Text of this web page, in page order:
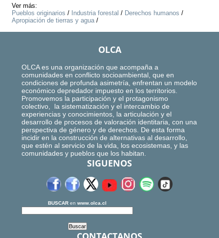
Ver más:
Pueblos originarios / Industria forestal / Derechos humanos /
Apropiación de tierras y agua/
OLCA
OLCA es una organización que acompaña a
comunidades en conflicto socioambiental, que en
condiciones de profunda asimetría, enfrentan un modelo
económico depredador impuesto en los territorios.
Promovemos la participación y el protagonismo
colectivo, la sistematización y el intercambio de
experiencias y conocimientos, la articulación y el
desarrollo de procesos de valoración identitaria, con una
perspectiva de género y de derechos. De esta forma
incidir en la construcción de alternativas al desarrollo,
que estén al servicio de la vida, los ecosistemas, y las
comunidades y pueblos que los habitan.
SIGUENOS
BUSCAR en www.olca.cl